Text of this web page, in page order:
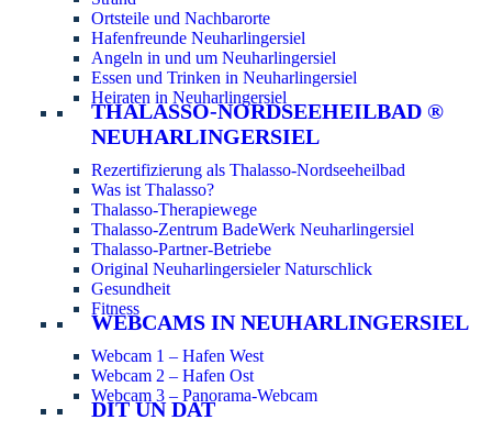
Ortsteile und Nachbarorte
Hafenfreunde Neuharlingersiel
Angeln in und um Neuharlingersiel
Essen und Trinken in Neuharlingersiel
Heiraten in Neuharlingersiel
THALASSO-NORDSEEHEILBAD ®
NEUHARLINGERSIEL
Rezertifizierung als Thalasso-Nordseeheilbad
Was ist Thalasso?
Thalasso-Therapiewege
Thalasso-Zentrum BadeWerk Neuharlingersiel
Thalasso-Partner-Betriebe
Original Neuharlingersieler Naturschlick
Gesundheit
Fitness
WEBCAMS IN NEUHARLINGERSIEL
Webcam 1 – Hafen West
Webcam 2 – Hafen Ost
Webcam 3 – Panorama-Webcam
DIT UN DAT